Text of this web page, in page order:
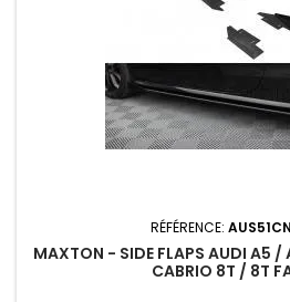
RÉFÉRENCE:
MAXTON - SIDE FLAPS AUDI A5 /
CABRIO 8T / 8T